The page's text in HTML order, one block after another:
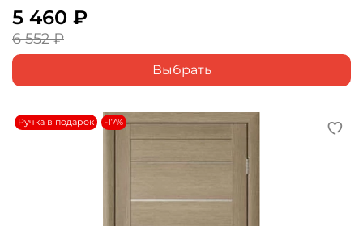
5 460 ₽
6 552 ₽
Выбрать
Ручка в подарок -17%